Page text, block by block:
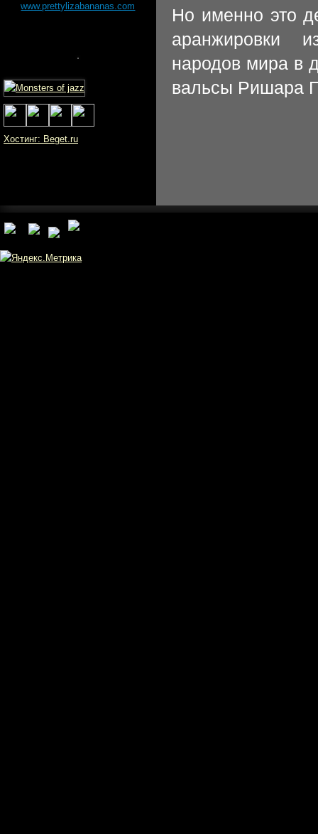
www.prettylizabananas.com
Хостинг: Beget.ru
Но именно это
аранжировки
народов мира в
вальсы Ришара